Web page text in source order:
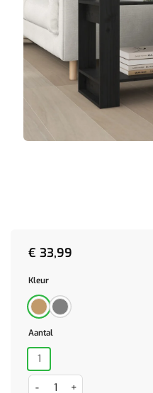
€ 33,99
Kleur
Aantal
1
Boekenkast/kamerscherm